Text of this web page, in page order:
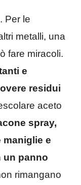
. Per le
metalli, una
fare miracoli.
e
residui
aceto
spray,
maniglie e
un panno
rimangano